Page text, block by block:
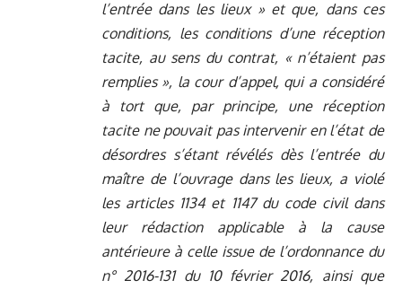
l’entrée dans les lieux » et que, dans ces
conditions, les conditions d’une réception
tacite, au sens du contrat, « n’étaient pas
remplies », la cour d’appel, qui a considéré
à tort que, par principe, une réception
tacite ne pouvait pas intervenir en l’état de
désordres s’étant révélés dès l’entrée du
maître de l’ouvrage dans les lieux, a violé
les articles 1134 et 1147 du code civil dans
leur rédaction applicable à la cause
antérieure à celle issue de l’ordonnance du
n° 2016-131 du 10 février 2016, ainsi que